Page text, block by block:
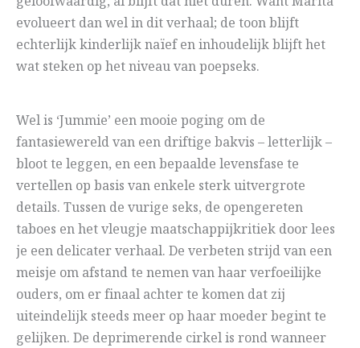
evolueert dan wel in dit verhaal; de toon blijft
echterlijk kinderlijk naïef en inhoudelijk blijft het
wat steken op het niveau van poepseks.
Wel is ‘Jummie’ een mooie poging om de
fantasiewereld van een driftige bakvis – letterlijk –
bloot te leggen, en een bepaalde levensfase te
vertellen op basis van enkele sterk uitvergrote
details. Tussen de vurige seks, de opengereten
taboes en het vleugje maatschappijkritiek door lees
je een delicater verhaal. De verbeten strijd van een
meisje om afstand te nemen van haar verfoeilijke
ouders, om er finaal achter te komen dat zij
uiteindelijk steeds meer op haar moeder begint te
gelijken. De deprimerende cirkel is rond wanneer